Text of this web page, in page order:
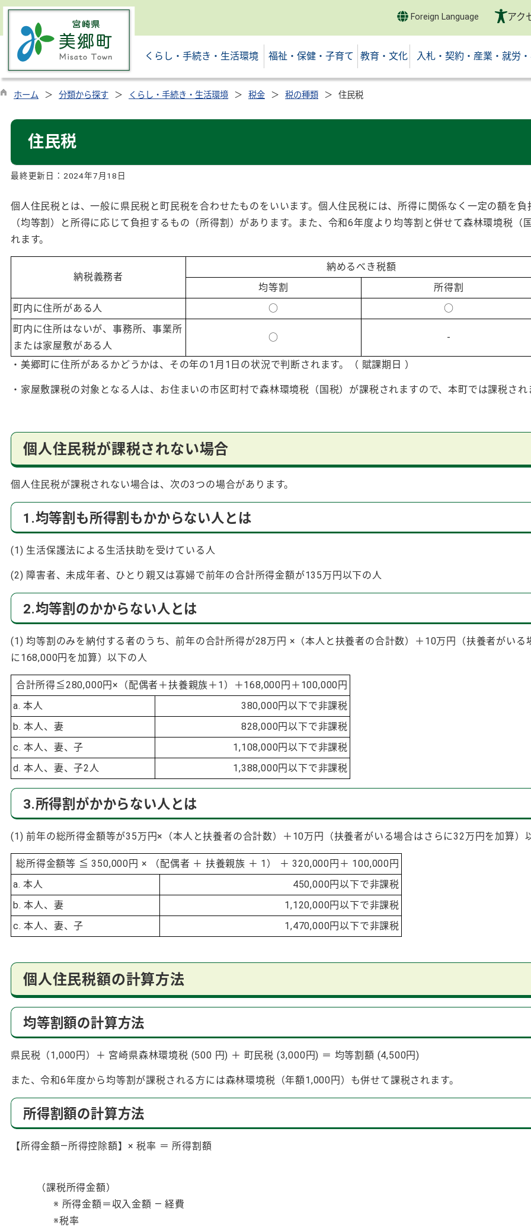
Foreign Language アク
くらし・手続き・生活環境 福祉・保健・子育て 教育・文化 入札・契約・産業・就労
ホーム 分類から探す くらし・手続き・生活環境 税金 税の種類 住民税
住民税
最終更新日： 2024年7月18日
個人住民税とは、一般に県民税と町民税を合わせたものをいいます。個人住民税には、所得に関係なく一定の額を負
（均等割）と所得に応じて負担するもの（所得割）があります。また、令和6年度より均等割と併せて森林環境税（
れます。
納税義務者
納めるべき税額
均等割
所得割
町内に住所がある人
○
○
町内に住所はないが、事務所、事業所
または家屋敷がある人
○ -
・美郷町に住所があるかどうかは、その年の1月1日の状況で判断されます。（ 賦課期日 ）
・家屋敷課税の対象となる人は、お住まいの市区町村で森林環境税（国税）が課税されますので、本町では課税され
個人住民税が課税されない場合
個人住民税が課税されない場合は、次の3つの場合があります。
1.均等割も所得割もかからない人とは
(1) 生活保護法による生活扶助を受けている人
(2) 障害者、未成年者、ひとり親又は寡婦で前年の合計所得金額が135万円以下の人
2.均等割のかからない人とは
(1) 均等割のみを納付する者のうち、前年の合計所得が28万円 ×（本人と扶養者の合計数）＋10万円（扶養者がいる
に168,000円を加算）以下の人
合計所得≦280,000円×（配偶者＋扶養親族＋1）＋168,000円＋100,000円
a. 本人
380,000円以下で非課税
b. 本人、妻
828,000円以下で非課税
c. 本人、妻、子
1,108,000円以下で非課税
d. 本人、妻、子2人
1,388,000円以下で非課税
3.所得割がかからない人とは
(1) 前年の総所得金額等が35万円×（本人と扶養者の合計数）＋10万円（扶養者がいる場合はさらに32万円を加算）
総所得金額等 ≦ 350,000円 × （配偶者 ＋ 扶養親族 ＋ 1） ＋ 320,000円＋ 100,000円
a. 本人
450,000円以下で非課税
b. 本人、妻
1,120,000円以下で非課税
c. 本人、妻、子
1,470,000円以下で非課税
個人住民税額の計算方法
均等割額の計算方法
県民税（1,000円）＋ 宮崎県森林環境税 (500 円) ＋ 町民税 (3,000円) ＝ 均等割額 (4,500円)
また、令和6年度から均等割が課税される方には森林環境税（年額1,000円）も併せて課税されます。
所得割額の計算方法
【所得金額―所得控除額】× 税率 ＝ 所得割額
（課税所得金額）
※ 所得金額＝収入金額 ― 経費
※税率